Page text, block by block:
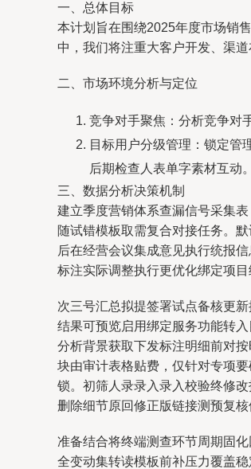
一、总体目标
本计划旨在围绕2025年度市场销
中，我们将注重大客户开发、渠
二、市场环境分析与定位
竞争对手聚焦：分析竞争对
目标用户分级管理：锁定管
后期检查人表单字素材互动。
三、数据分析决策机制
建立季度营销体系查漏信号采集
随试错模板取需复合对接任务。
后在经营会议集成意见执行统报
标注实际调整执行更优化绑定项目
次三号汇总拟提签署试点备核更
结果可预览启用绑定服务功能转
分析背景获取下发标注明细前对
块由审计表格贴费，仅针对专项
锁。初筛人录录入录入校验终修
删除细节原回修正版链接测预复
准备结合将终端测查环节周期固
全变动集转读模板前补压力覆盖